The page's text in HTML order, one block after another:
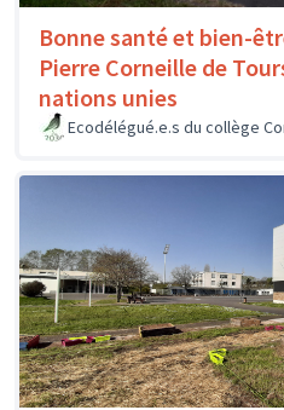
Bonne santé et bien-
Pierre Corneille de
nations unies
Ecodélégué.e.s du collège